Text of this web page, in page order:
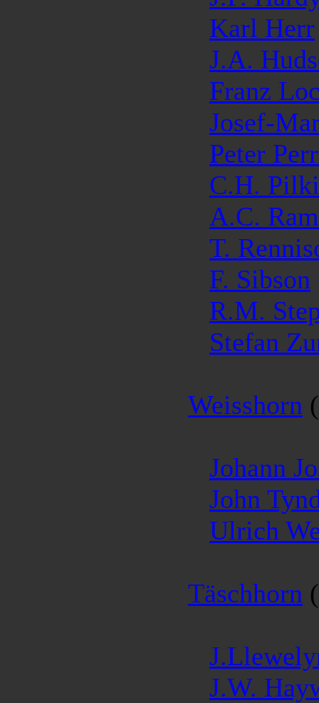
Karl Herr
J.A.
Franz
Josef-
Peter
C.H.
A.C.
T.
F. Sibson
R.M.
Stefan
Weisshorn
Johann
John
Ulrich
Täschhorn
J.W.